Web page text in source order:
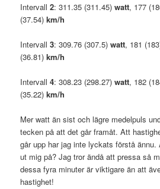
Intervall2: 311.35 (311.45)watt, 177
(37.54)km/h
Intervall3: 309.76 (307.5)watt, 181
(36.81)km/h
Intervall4: 308.23 (298.27)watt, 182
(35.22) km/h
Mer watt än sist och lägre medelpuls
tecken på att det går framåt. Att
går upp har jag inte lyckats förstå
ut mig på? Jag tror ändå att pressa så
dessa fyra minuter är viktigare än att
hastighet!